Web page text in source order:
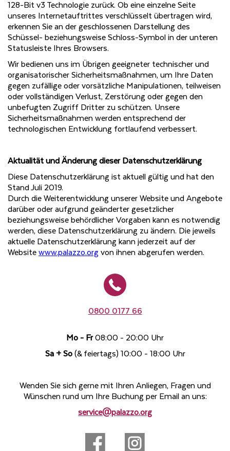
128-Bit v3 Technologie zurück. Ob eine einzelne Seite
unseres Internetauftrittes verschlüsselt übertragen wird,
erkennen Sie an der geschlossenen Darstellung des
Schüssel- beziehungsweise Schloss-Symbol in der unteren
Statusleiste Ihres Browsers.
Wir bedienen uns im Übrigen geeigneter technischer und
organisatorischer Sicherheitsmaßnahmen, um Ihre Daten
gegen zufällige oder vorsätzliche Manipulationen, teilweisen
oder vollständigen Verlust, Zerstörung oder gegen den
unbefugten Zugriff Dritter zu schützen. Unsere
Sicherheitsmaßnahmen werden entsprechend der
technologischen Entwicklung fortlaufend verbessert.
Aktualität und Änderung dieser Datenschutzerklärung
Diese Datenschutzerklärung ist aktuell gültig und hat den
Stand Juli 2019.
Durch die Weiterentwicklung unserer Website und Angebote
darüber oder aufgrund geänderter gesetzlicher
beziehungsweise behördlicher Vorgaben kann es notwendig
werden, diese Datenschutzerklärung zu ändern. Die jeweils
aktuelle Datenschutzerklärung kann jederzeit auf der
Websitewww.palazzo.orgvon ihnen abgerufen werden.
0800 0177 66
Mo - Fr08:00 - 20:00 Uhr
Sa + So(& feiertags) 10:00 - 18:00 Uhr
Wenden Sie sich gerne mit Ihren Anliegen, Fragen und
Wünschen rund um Ihre Buchung per Email an uns:
service@palazzo.org